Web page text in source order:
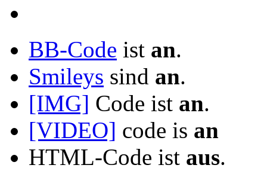
BB-Code ist an.
Smileys sind an.
[IMG] Code ist an.
[VIDEO] code is an
HTML-Code ist aus.